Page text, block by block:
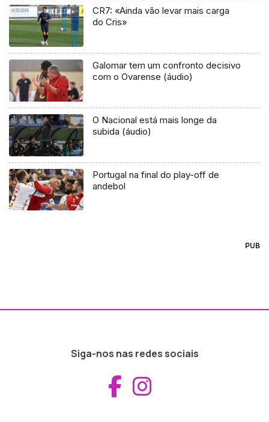
CR7: «Ainda vão levar mais carga
do Cris»
Galomar tem um confronto decisivo
com o Ovarense (áudio)
O Nacional está mais longe da
subida (áudio)
Portugal na final do play-off de
andebol
PUB
Siga-nos nas redes sociais
Aceder ao